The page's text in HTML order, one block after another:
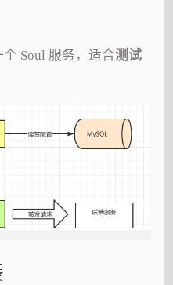
Soul 服务，适合测试